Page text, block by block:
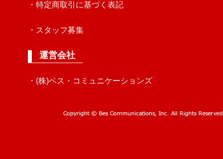
・特定商取引に基づく表記
・スタッフ募集
運営会社
・(株)ベス・コミュニケーションズ